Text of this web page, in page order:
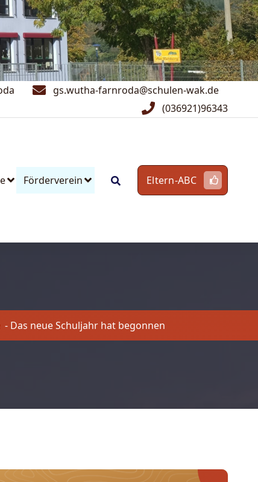
gs.wutha-farnroda@schulen-wak.de
(036921)96343
Förderverein Eltern-ABC
- Das neue Schuljahr hat begonnen